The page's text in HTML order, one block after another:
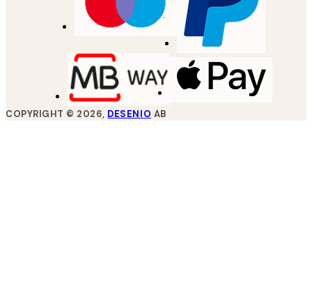
COPYRIGHT © 2026, DESENIO AB